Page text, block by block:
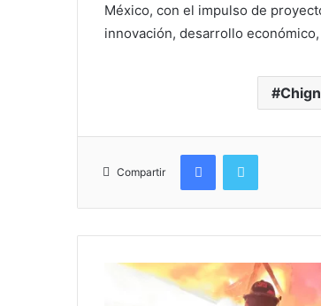
México, con el impulso de
innovación, desarrollo
Compartir
FacebookTwitter